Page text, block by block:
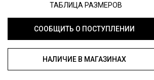
ТАБЛИЦА РАЗМЕРОВ
СООБЩИТЬ О ПОСТУПЛЕНИИ
НАЛИЧИЕ В МАГАЗИНАХ